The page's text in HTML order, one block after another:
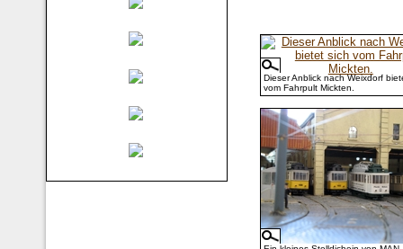
Dieser Anblick nach Weixdorf
vom Fahrpult Mickten.